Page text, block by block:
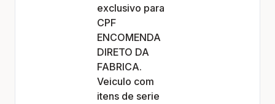
exclusivo para
CPF
ENCOMENDA
DIRETO DA
FABRICA.
Veiculo com
itens de serie